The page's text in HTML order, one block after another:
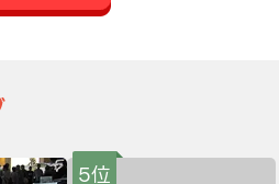
5位